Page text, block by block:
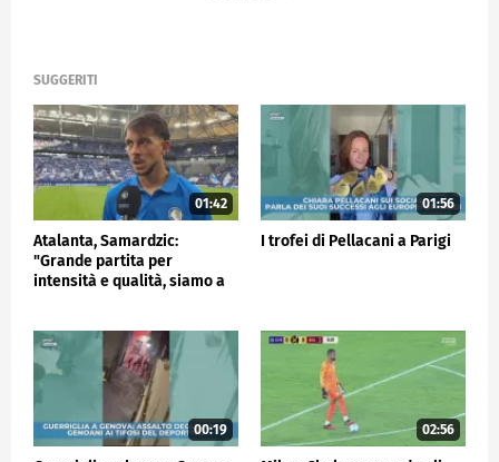
SUGGERITI
01:42
Atalanta, Samardzic:
"Grande partita per
intensità e qualità, siamo a
01:56
I trofei di Pellacani a Parigi
00:19 02:56